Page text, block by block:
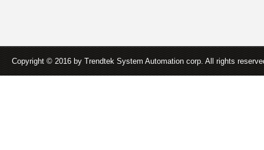
Copyright © 2016 by Trendtek System Automation corp. All rights